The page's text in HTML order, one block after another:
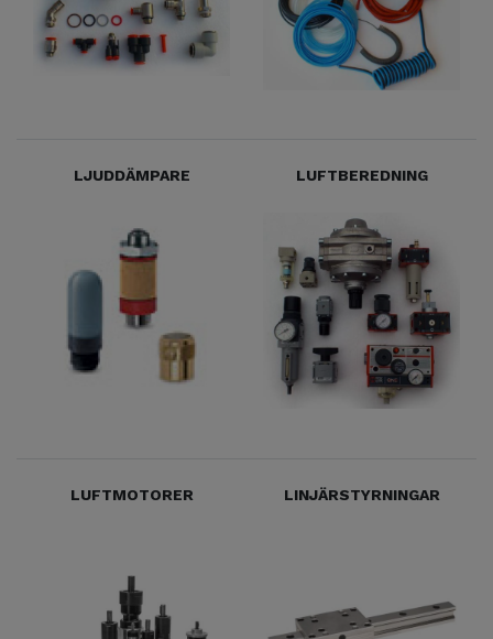
LJUDDÄMPARE LUFTBEREDNING
LUFTMOTORER LINJÄRSTYRNINGAR